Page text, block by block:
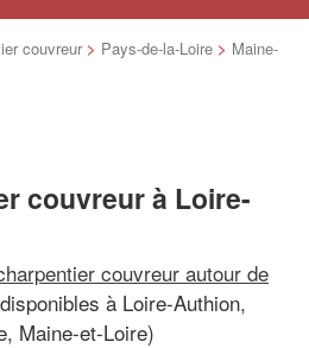
couvreur > Pays-de-la-Loire > Maine-
couvreur à Loire-
couvreur autour de
à Loire-Authion,
Maine-et-Loire)